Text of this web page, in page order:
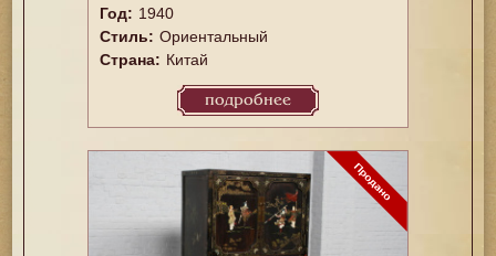
Год: 1940
Стиль: Ориентальный
Страна: Китай
подробнее